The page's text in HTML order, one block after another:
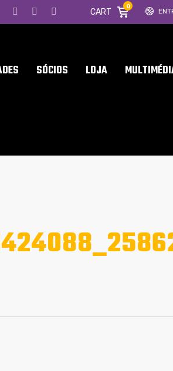
CART
0
SÓCIOS LOJA